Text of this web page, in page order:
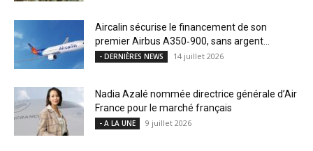
Aircalin sécurise le financement de son
premier Airbus A350‑900, sans argent...
- DERNIÈRES NEWS 14 juillet 2026
Nadia Azalé nommée directrice générale d’Air
France pour le marché français
- A LA UNE 9 juillet 2026